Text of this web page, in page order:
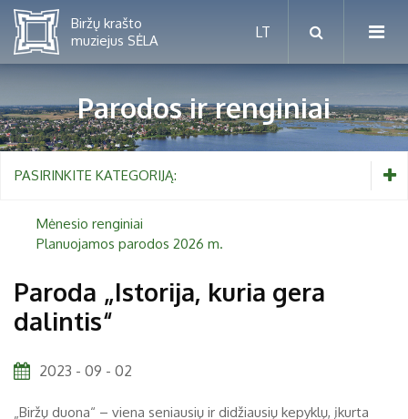
Mėnesio renginiai
Vaikams nuo 5 iki 10 metų
Paaugliams nuo 11 iki 18 metų
Etnografija
Parodos ir renginiai
PASIRINKITE KATEGORIJĄ:
Mėnesio renginiai
Planuojamos parodos 2026 m.
Paroda „Istorija, kuria gera
dalintis“
2023 - 09 - 02
„Biržų duona“ – viena seniausių ir didžiausių kepyklų, įkurta